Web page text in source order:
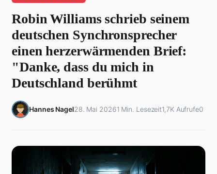
Robin Williams schrieb seinem
deutschen Synchronsprecher
einen herzerwärmenden Brief:
"Danke, dass du mich in
Deutschland berühmt
Hannes Nagel28. Mai 20261 Min. Lesezeit1,7K Aufrufe0